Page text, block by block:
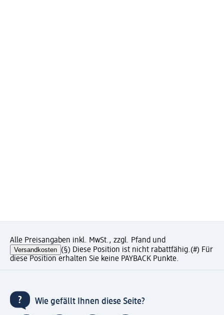
Alle Preisangaben inkl. MwSt., zzgl. Pfand und
Versandkosten (§) Diese Position ist nicht rabattfähig.(#) Für
diese Position erhalten Sie keine PAYBACK Punkte.
Wie gefällt Ihnen diese Seite?